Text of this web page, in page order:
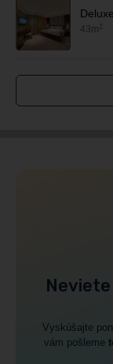
43m
Vyskúšajte
vám pošleme